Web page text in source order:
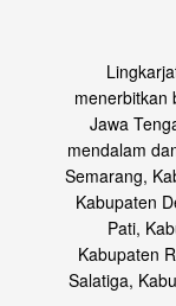
menerbitkan
Jawa
mendalam
Semarang,
Kabupaten
Pati,
Kabupaten
Salatiga,